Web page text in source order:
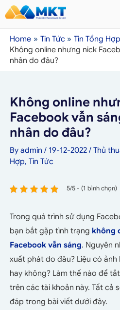
Home Tin Tức
Tin Tổng Hợp
Không online nhưng nick
nhân do đâu?
Không online
Facebook vẫn
nhân do đâu?
By admin / 19-12-2022 / Thủ
Hợp, Tin Tức
5/5 - (1 bình chọn)
Trong quá trình sử dụng
bạn bắt gặp tình trạng không
Facebook vẫn sáng. Nguyên
xuất phát do đâu? Liệu có
hay không? Làm thế nào để
trên các tài khoản này. Tất cả
đáp trong bài viết dưới đây.